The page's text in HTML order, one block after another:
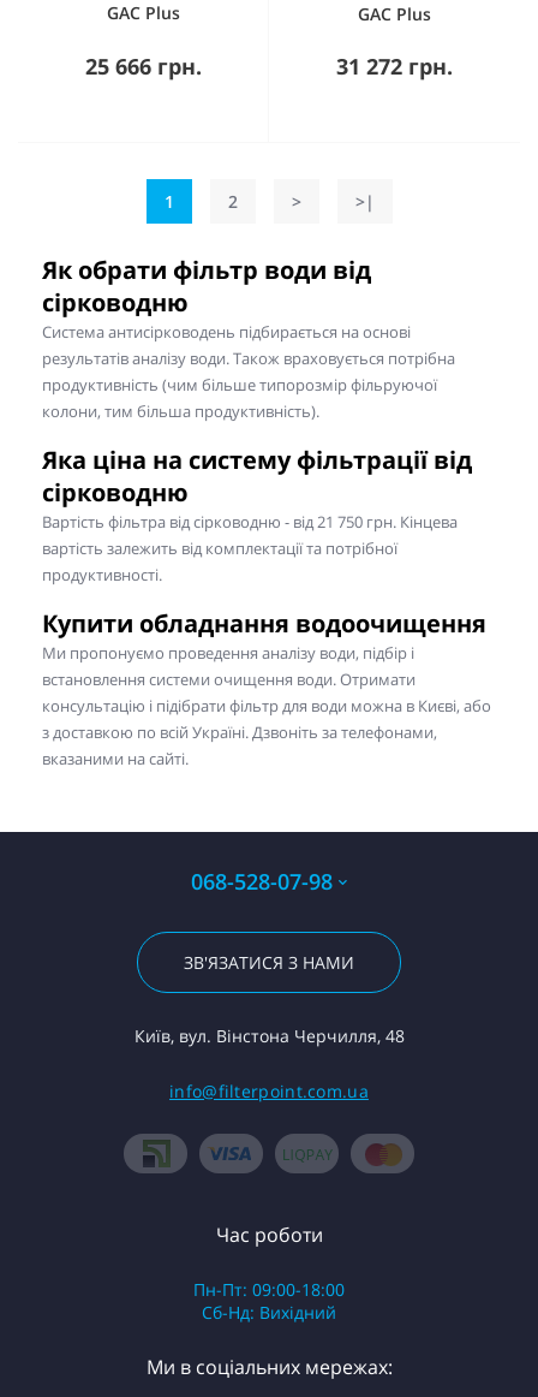
GAC Plus
25 666 грн.
GAC Plus
31 272 грн.
1 2 > >|
Як обрати фільтр води від
сірководню
Система антисірководень підбирається на основі
результатів аналізу води. Також враховується потрібна
продуктивність (чим більше типорозмір фільруючої
колони, тим більша продуктивність).
Яка ціна на систему фільтрації від
сірководню
Вартість фільтра від сірководню - від 21 750 грн. Кінцева
вартість залежить від комплектації та потрібної
продуктивності.
Купити обладнання водоочищення
Ми пропонуємо проведення аналізу води, підбір і
встановлення системи очищення води. Отримати
консультацію і підібрати фільтр для води можна в Києві, або
з доставкою по всій Україні. Дзвоніть за телефонами,
вказаними на сайті.
068-528-07-98
ЗВ'ЯЗАТИСЯ З НАМИ
Київ, вул. Вінстона Черчилля, 48
info@filterpoint.com.ua
Час роботи
Пн-Пт: 09:00-18:00
Сб-Нд: Вихідний
Ми в соціальних мережах: